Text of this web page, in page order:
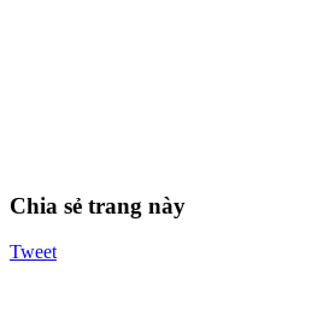
Chia sẻ trang này
Tweet